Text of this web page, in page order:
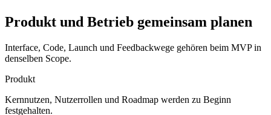
Produkt und Betrieb gemeinsam planen
Interface, Code, Launch und Feedbackwege gehören beim MVP in
denselben Scope.
Produkt
Kernnutzen, Nutzerrollen und Roadmap werden zu Beginn
festgehalten.